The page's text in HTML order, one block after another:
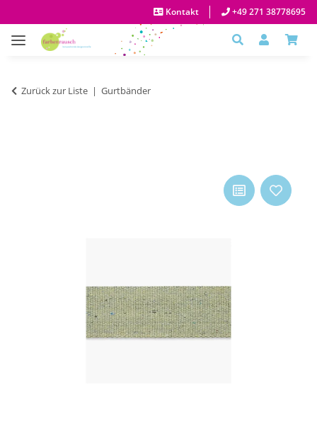
Kontakt +49 271 38778695
Zurück zur Liste Gurtbänder